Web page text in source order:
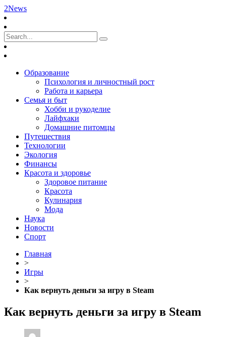
2News
Образование
Психология и личностный рост
Работа и карьера
Семья и быт
Хобби и рукоделие
Лайфхаки
Домашние питомцы
Путешествия
Технологии
Экология
Финансы
Красота и здоровье
Здоровое питание
Красота
Кулинария
Мода
Наука
Новости
Спорт
Главная
>
Игры
>
Как вернуть деньги за игру в Steam
Как вернуть деньги за игру в Steam